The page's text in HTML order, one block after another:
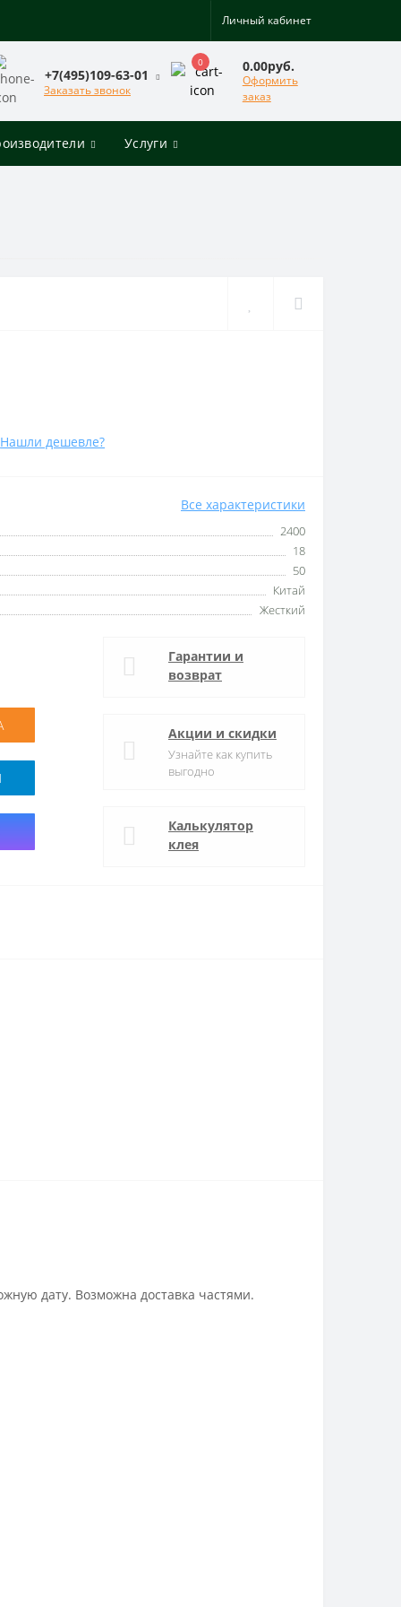
Личный кабинет
+7(495)109-63-01
Заказать звонок
0 0.00руб.
Оформить
заказ
Услуги
Нашли дешевле?
Все характеристики
2400
18
50
Китай
Жесткий
Гарантии и
возврат
Акции и скидки
Узнайте как купить
выгодно
Калькулятор
клея
дату. Возможна доставка частями.